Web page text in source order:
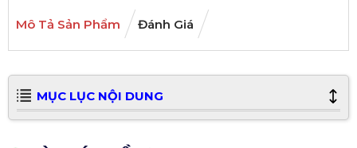
Mô Tả Sản Phẩm Đánh Giá
MỤC LỤC NỘI DUNG